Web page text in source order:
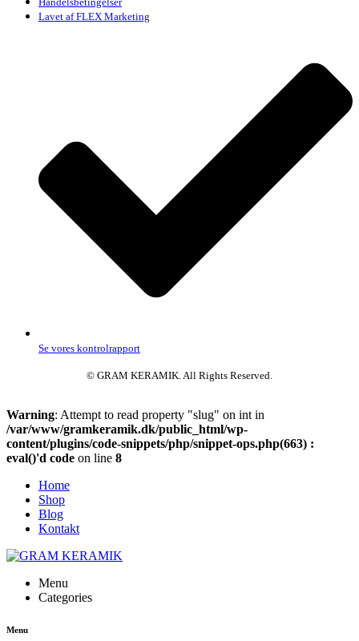
Lavet af FLEX Marketing
Se vores kontrolrapport
© GRAM KERAMIK. All Rights Reserved.
Warning: Attempt to read property "slug" on int in
/var/www/gramkeramik.dk/public_html/wp-
content/plugins/code-snippets/php/snippet-ops.php(663) :
eval()'d code on line 8
Home
Shop
Blog
Kontakt
Menu
Categories
Menu